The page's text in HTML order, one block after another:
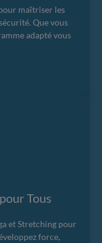
maîtriser les
Que vous
adapté vous
Tous
et Stretching pour
force,